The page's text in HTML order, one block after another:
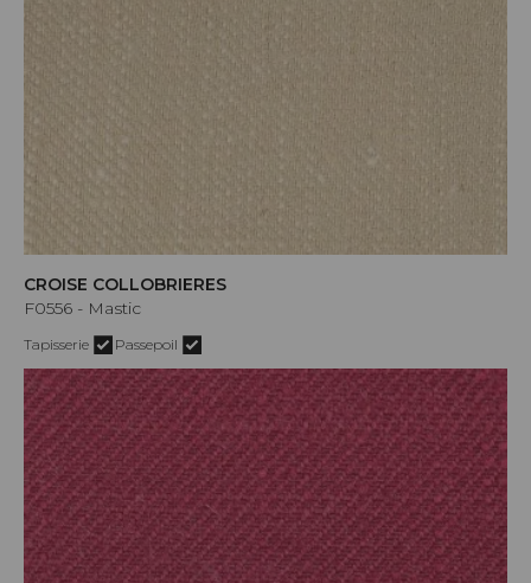
CROISE COLLOBRIERES
F0556 - Mastic
Tapisserie Passepoil